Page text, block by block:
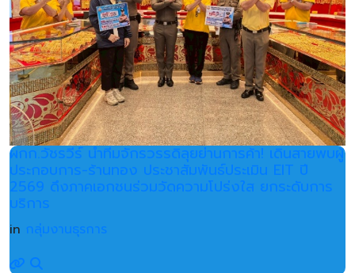
ผกก.วัชรวีร์ นำทีมจักรวรรดิลุยย่านการค้า! เดินสายพบผู้
ประกอบการ-ร้านทอง ประชาสัมพันธ์ประเมิน EIT ปี
2569 ดึงภาคเอกชนร่วมวัดความโปร่งใส ยกระดับการ
บริการ
in กลุ่มงานธุรการ